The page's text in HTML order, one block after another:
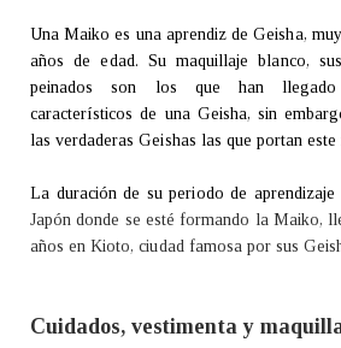
Una Maiko es una aprendiz de Geisha,
años de edad. Su maquillaje blanco,
peinados son los que han
característicos de una Geisha, sin
las verdaderas Geishas las que portan
La duración de su periodo de aprendizaje
Japón donde se esté formando la Maiko,
años en Kioto, ciudad famosa por sus
Cuidados, vestimenta y